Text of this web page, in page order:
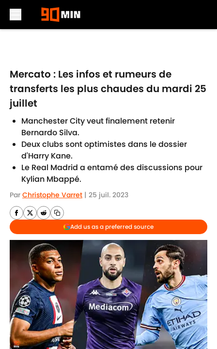
Mercato : Les infos et rumeurs de
transferts les plus chaudes du mardi 25
juillet
Manchester City veut finalement retenir
Bernardo Silva.
Deux clubs sont optimistes dans le dossier
d'Harry Kane.
Le Real Madrid a entamé des discussions pour
Kylian Mbappé.
Par Christophe Varret | 25 juil. 2023
Add us as a preferred source